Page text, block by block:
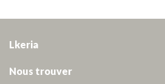
Lkeria
Nous trouver